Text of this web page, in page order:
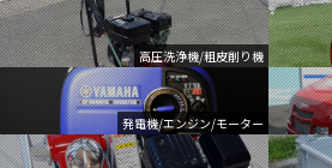
高圧洗浄機/粗皮削り機
発電機/エンジン/モーター